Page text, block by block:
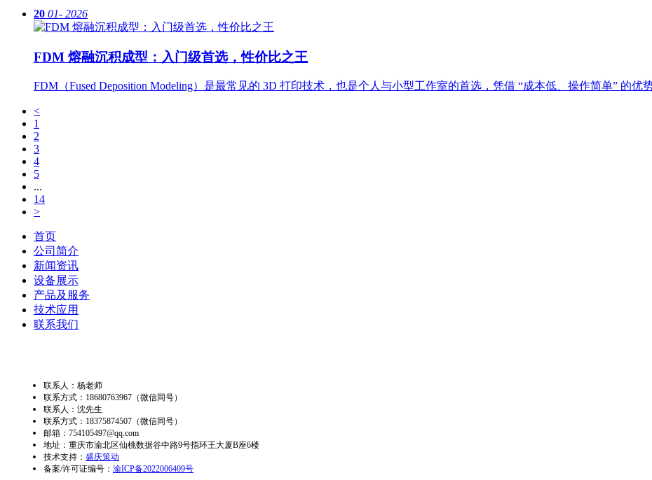
20 01- 2026
FDM 熔融沉积成型：入门级首选，性价比之王
FDM（Fused Deposition Modeling）是最常见的 3D 打印技术，也是个人与小型工作室的首选，凭借 “成本低、操作简单” 的优
<
1
2
3
4
5
...
14
>
首页
公司简介
新闻资讯
设备展示
产品及服务
技术应用
联系我们
联系人：杨老师
联系方式：18680763967（微信同号）
联系人：沈先生
联系方式：18375874507 （微信同号）
邮箱：754105497@qq.com
地址：重庆市渝北区仙桃数据谷中路9号指环王大厦B座6楼
技术支持： 盛庆策动
备案/许可证编号： 渝ICP备2022006409号